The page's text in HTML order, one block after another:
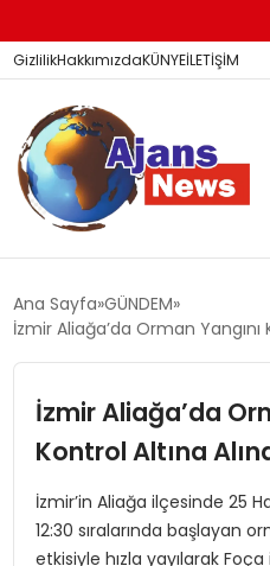
GizlilikHakkımızdaKÜNYEİLETİŞİM
KÖŞE YAZILARI
Ana Sayfa GÜNDEM
İzmir Aliağa’da Orman Yangını
İzmir Aliağa’da
Kontrol Altına
İzmir’in Aliağa ilçesinde 25
12:30 sıralarında başlayan
etkisiyle hızla yayılarak Foça